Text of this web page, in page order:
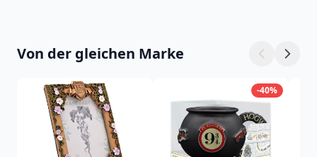
Von der gleichen Marke
-40%